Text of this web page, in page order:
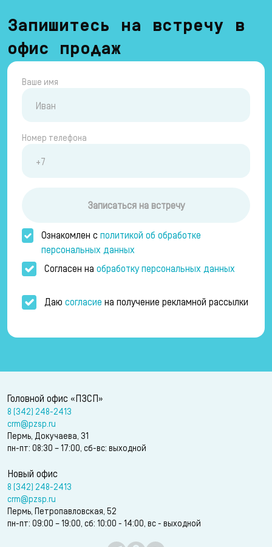
Запишитесь на встречу в
офис продаж
Ваше имя
Номер телефона
Записаться на встречу
Ознакомлен сполитикой об обработке
персональных данных
Согласен на обработку персональных данных
Даю согласие на получение рекламной рассылки
Головной офис «ПЗСП»
8 (342) 248-2413
crm@pzsp.ru
Пермь, Докучаева, 31
пн-пт: 08:30 – 17:00, сб-вс: выходной
Новый офис
8 (342) 248-2413
crm@pzsp.ru
Пермь, Петропавловская, 52
пн-пт: 09:00 – 19:00, сб: 10:00 - 14:00, вс - выходной